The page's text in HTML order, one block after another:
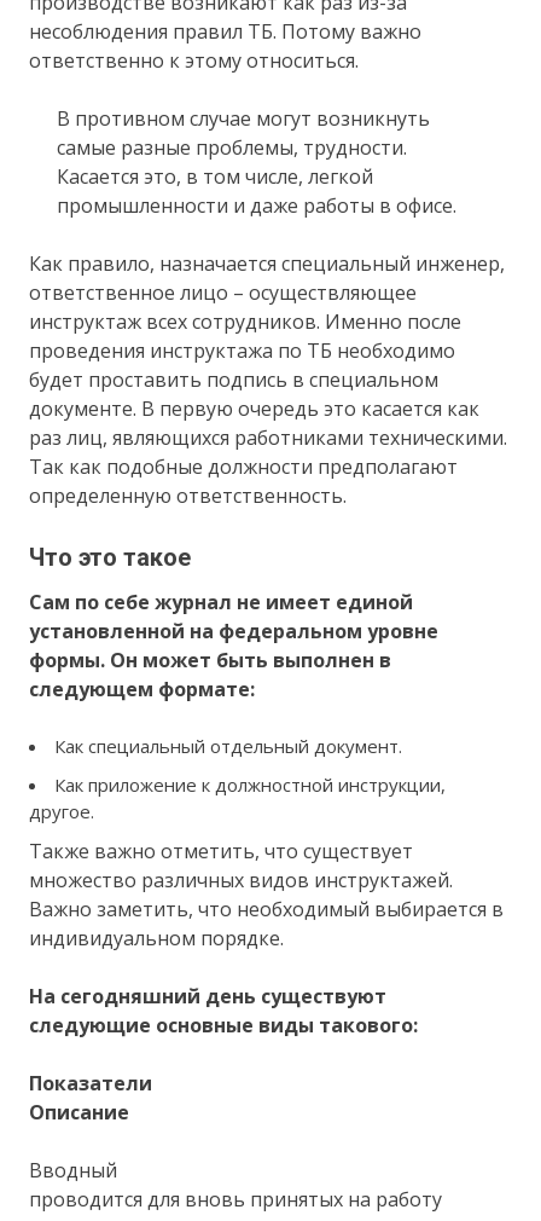
несоблюдения правил ТБ. Потому важно
ответственно к этому относиться.
В противном случае могут возникнуть
самые разные проблемы, трудности.
Касается это, в том числе, легкой
промышленности и даже работы в офисе.
Как правило, назначается специальный инженер,
ответственное лицо – осуществляющее
инструктаж всех сотрудников. Именно после
проведения инструктажа по ТБ необходимо
будет проставить подпись в специальном
документе. В первую очередь это касается как
раз лиц, являющихся работниками техническими.
Так как подобные должности предполагают
определенную ответственность.
Что это такое
Сам по себе журнал не имеет единой
установленной на федеральном уровне
формы. Он может быть выполнен в
следующем формате:
Как специальный отдельный документ.
Как приложение к должностной инструкции,
другое.
Также важно отметить, что существует
множество различных видов инструктажей.
Важно заметить, что необходимый выбирается в
индивидуальном порядке.
На сегодняшний день существуют
следующие основные виды такового:
Показатели
Описание
Вводный
проводится для вновь принятых на работу